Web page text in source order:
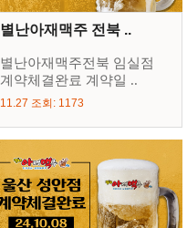
별난아재맥주 전북 ..
별난아재맥주전북 임실점
계약체결완료 계약일 ..
11.27 조회: 1173